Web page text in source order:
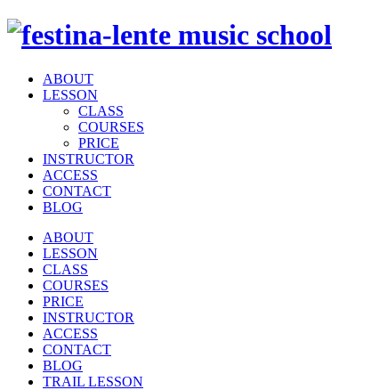
ABOUT
LESSON
CLASS
COURSES
PRICE
INSTRUCTOR
ACCESS
CONTACT
BLOG
ABOUT
LESSON
CLASS
COURSES
PRICE
INSTRUCTOR
ACCESS
CONTACT
BLOG
TRAIL LESSON